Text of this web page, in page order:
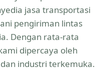
jasa transportasi
pengiriman lintas
Dengan rata-rata
dipercaya oleh
industri terkemuka.